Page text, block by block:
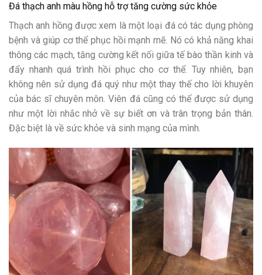
Đá thạch anh màu hồng hỗ trợ tăng cường sức khỏe
Thạch anh hồng được xem là một loại đá có tác dụng phòng
bệnh và giúp cơ thể phục hồi mạnh mẽ. Nó có khả năng khai
thông các mạch, tăng cường kết nối giữa tế bào thần kinh và
đẩy nhanh quá trình hồi phục cho cơ thể. Tuy nhiên, bạn
không nên sử dụng đá quý như một thay thế cho lời khuyên
của bác sĩ chuyên môn. Viên đá cũng có thể được sử dụng
như một lời nhắc nhở về sự biết ơn và trân trọng bản thân.
Đặc biệt là về sức khỏe và sinh mạng của mình.